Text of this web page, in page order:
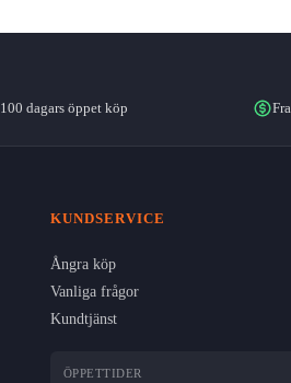
100 dagars öppet köp
KUNDSERVICE
Ångra köp
Vanliga frågor
Kundtjänst
ÖPPETTIDER